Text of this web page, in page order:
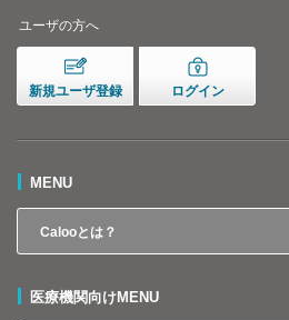
ユーザの方へ
新規ユーザ登録 ログイン
MENU
Calooとは？
医療機関向けMENU